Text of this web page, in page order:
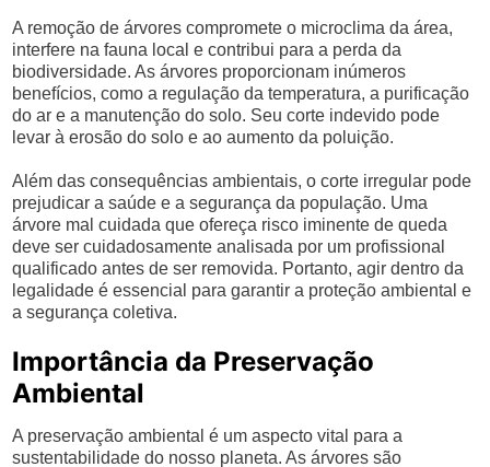
A remoção de árvores compromete o microclima da área,
interfere na fauna local e contribui para a perda da
biodiversidade. As árvores proporcionam inúmeros
benefícios, como a regulação da temperatura, a purificação
do ar e a manutenção do solo. Seu corte indevido pode
levar à erosão do solo e ao aumento da poluição.
Além das consequências ambientais, o corte irregular pode
prejudicar a saúde e a segurança da população. Uma
árvore mal cuidada que ofereça risco iminente de queda
deve ser cuidadosamente analisada por um profissional
qualificado antes de ser removida. Portanto, agir dentro da
legalidade é essencial para garantir a proteção ambiental e
a segurança coletiva.
Importância da Preservação
Ambiental
A preservação ambiental é um aspecto vital para a
sustentabilidade do nosso planeta. As árvores são